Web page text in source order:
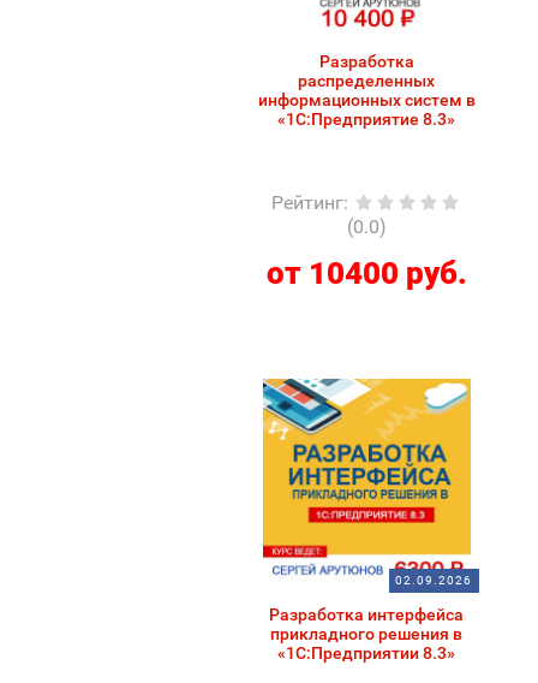
Разработка
распределенных
информационных систем в
«1С:Предприятие 8.3»
Рейтинг:
(0.0)
от 10400 руб.
02.09.2026
Разработка интерфейса
прикладного решения в
«1С:Предприятии 8.3»